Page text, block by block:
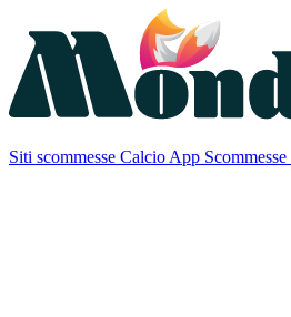
Siti scommesse Calcio App Scommesse